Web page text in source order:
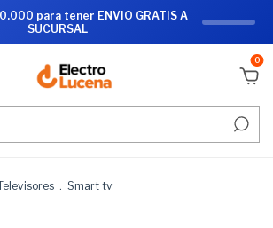
0
. Smart tv
para tener ENVIO GRATIS A
SUCURSAL